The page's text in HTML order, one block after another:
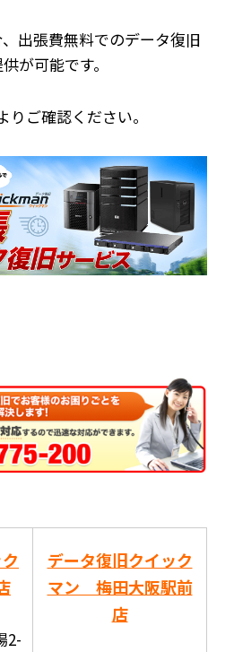
出張費無料でのデータ復旧
が可能です。
りご確認ください。
2-
データ復旧クイック
マン 梅田大阪駅前
店